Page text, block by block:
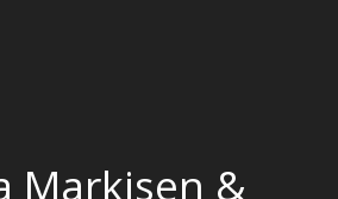
Markisen &